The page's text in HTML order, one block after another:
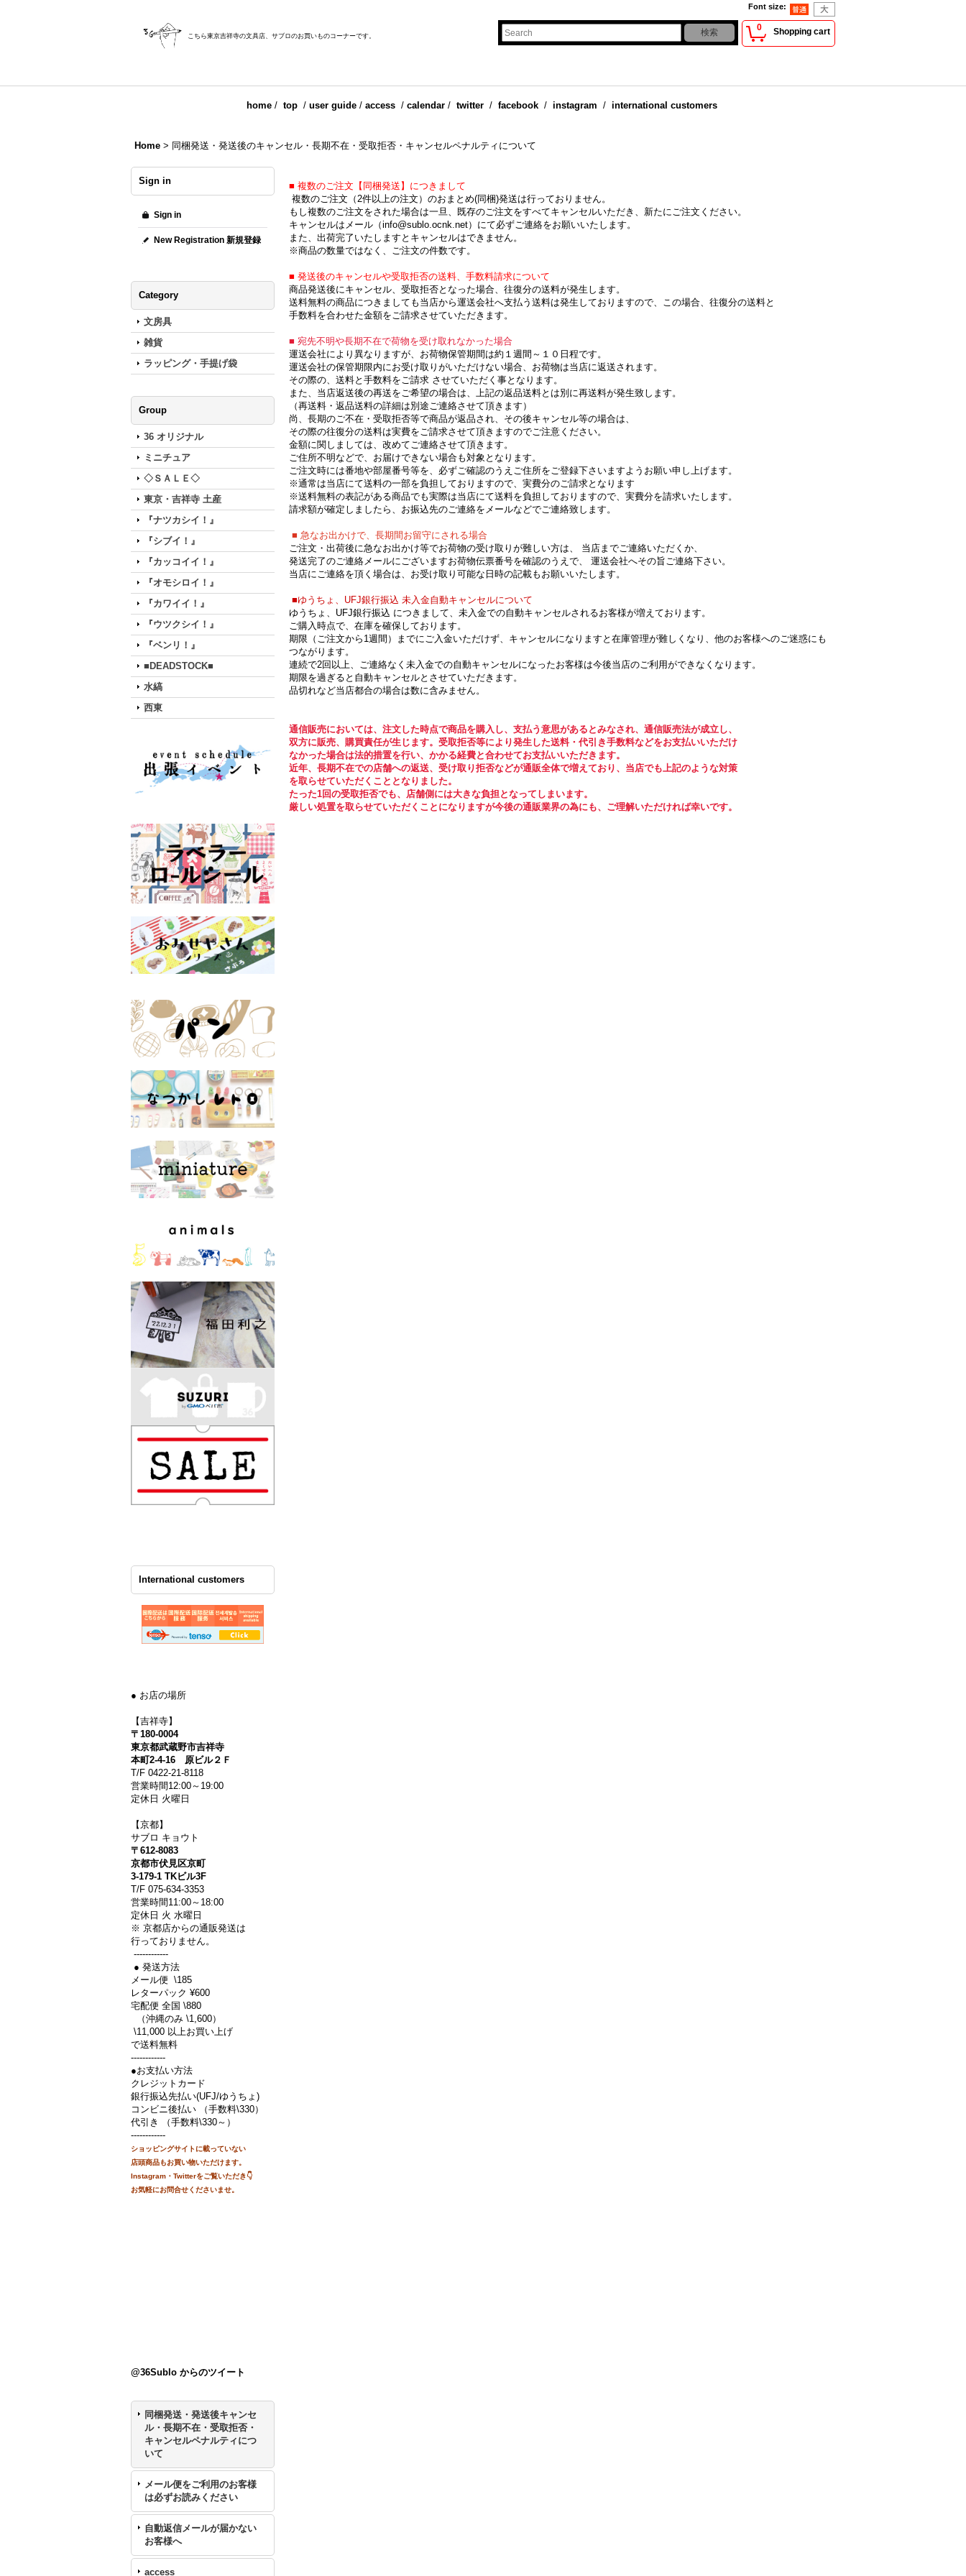
Font size:
こちら東京吉祥寺の文具店、サブロのお買いものコーナーです。
0 Shopping cart
home/ top/ user guide/ access/ calendar/ twitter/ facebook/ instagram / international customers
Home > 同梱発送・発送後のキャンセル・長期不在・受取拒否・キャンセルペナルティについて
Sign in
Sign in
New Registration 新規登録
Category
文房具
雑貨
ラッピング・手提げ袋
Group
36 オリジナル
ミニチュア
◇ＳＡＬＥ◇
東京・吉祥寺 土産
『ナツカシイ！』
『シブイ！』
『カッコイイ！』
『オモシロイ！』
『カワイイ！』
『ウツクシイ！』
『ベンリ！』
■DEADSTOCK■
水縞
西東
International customers
● お店の場所
【吉祥寺】
〒180-0004
東京都武蔵野市吉祥寺
本町2-4-16 原ビル２Ｆ
T/F 0422-21-8118
営業時間12:00～19:00
定休日 火曜日
【京都】
サブロ キョウト
〒612-8083
京都市伏見区京町
3-179-1 TKビル3F
T/F 075-634-3353
営業時間11:00～18:00
定休日 火 水曜日
※ 京都店からの通販発送は
行っておりません。
------------
● 発送方法
メール便 \185
レターパック ¥600
宅配便 全国 \880
（沖縄のみ \1,600）
\11,000 以上お買い上げ
で送料無料
------------
●お支払い方法
クレジットカード
銀行振込先払い(UFJ/ゆうちょ)
コンビニ後払い （手数料\330）
代引き （手数料\330～）
------------
ショッピングサイトに載っていない
店頭商品もお買い物いただけます。
Instagram・Twitterをご覧いただき👇
お気軽にお問合せくださいませ。
@36Sublo からのツイート
同梱発送・発送後キャンセ
ル・長期不在・受取拒否・
キャンセルペナルティにつ
いて
メール便をご利用のお客様
は必ずお読みください
自動返信メールが届かない
お客様へ
access
■ 複数のご注文【同梱発送】につきまして
複数のご注文（2件以上の注文）のおまとめ(同梱)発送は行っておりません。
もし複数のご注文をされた場合は一旦、既存のご注文をすべてキャンセルいただき、新たにご注文ください。
キャンセルはメール（info@sublo.ocnk.net）にて必ずご連絡をお願いいたします。
また、出荷完了いたしますとキャンセルはできません。
※商品の数量ではなく、ご注文の件数です。
■ 発送後のキャンセルや受取拒否の送料、手数料請求について
商品発送後にキャンセル、受取拒否となった場合、往復分の送料が発生します。
送料無料の商品につきましても当店から運送会社へ支払う送料は発生しておりますので、この場合、往復分の送料と
手数料を合わせた金額をご請求させていただきます。
■ 宛先不明や長期不在で荷物を受け取れなかった場合
運送会社により異なりますが、お荷物保管期間は約１週間～１０日程です。
運送会社の保管期限内にお受け取りがいただけない場合、お荷物は当店に返送されます。
その際の、送料と手数料をご請求 させていただく事となります。
また、当店返送後の再送をご希望の場合は、上記の返品送料とは別に再送料が発生致します。
（再送料・返品送料の詳細は別途ご連絡させて頂きます）
尚、長期のご不在・受取拒否等で商品が返品され、その後キャンセル等の場合は、
その際の往復分の送料は実費をご請求させて頂きますのでご注意ください。
金額に関しましては、改めてご連絡させて頂きます。
ご住所不明などで、お届けできない場合も対象となります。
ご注文時には番地や部屋番号等を、必ずご確認のうえご住所をご登録下さいますようお願い申し上げます。
※通常は当店にて送料の一部を負担しておりますので、実費分のご請求となります
※送料無料の表記がある商品でも実際は当店にて送料を負担しておりますので、実費分を請求いたします。
請求額が確定しましたら、お振込先のご連絡をメールなどでご連絡致します。
■ 急なお出かけで、長期間お留守にされる場合
ご注文・出荷後に急なお出かけ等でお荷物の受け取りが難しい方は、 当店までご連絡いただくか、
発送完了のご連絡メールにございますお荷物伝票番号を確認のうえで、 運送会社へその旨ご連絡下さい。
当店にご連絡を頂く場合は、お受け取り可能な日時の記載もお願いいたします。
■ゆうちょ、UFJ銀行振込 未入金自動キャンセルについて
ゆうちょ、UFJ銀行振込 につきまして、未入金での自動キャンセルされるお客様が増えております。
ご購入時点で、在庫を確保しております。
期限（ご注文から1週間）までにご入金いただけず、キャンセルになりますと在庫管理が難しくなり、他のお客様へのご迷惑にも
つながります。
連続で2回以上、ご連絡なく未入金での自動キャンセルになったお客様は今後当店のご利用ができなくなります。
期限を過ぎると自動キャンセルとさせていただきます。
品切れなど当店都合の場合は数に含みません。
通信販売においては、注文した時点で商品を購入し、支払う意思があるとみなされ、通信販売法が成立し、
双方に販売、購買責任が生じます。 受取拒否等により発生した送料・代引き手数料などをお支払いいただけ
なかった場合は法的措置を行い、 かかる経費と合わせてお支払いいただきます。
近年、長期不在での店舗への返送、受け取り拒否などが通販全体で増えており、当店でも上記のような対策
を取らせていただくこととなりました。
たった1回の受取拒否でも、店舗側には大きな負担となってしまいます。
厳しい処置を取らせていただく ことになりますが今後の通販業界の為にも、ご理解いただければ幸いです。